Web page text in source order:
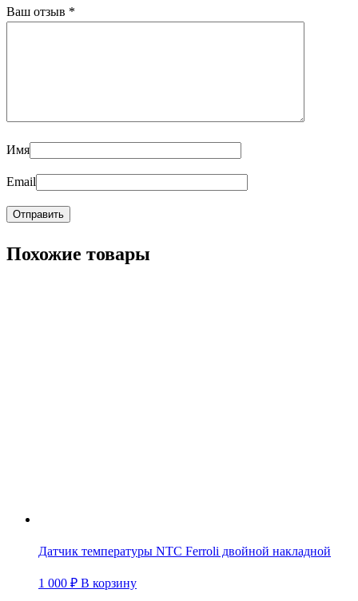
Ваш отзыв *
Имя
Email
Похожие товары
Датчик температуры NTC Ferroli двойной накладной
1 000 ₽ В корзину